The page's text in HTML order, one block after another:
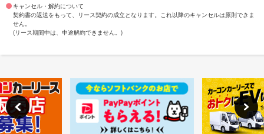
キャンセル・解約について
契約書の返送をもって、リース契約の成立となります。これ以降のキャンセルは原則できま
せん。
(リース期間中は、中途解約できません。)